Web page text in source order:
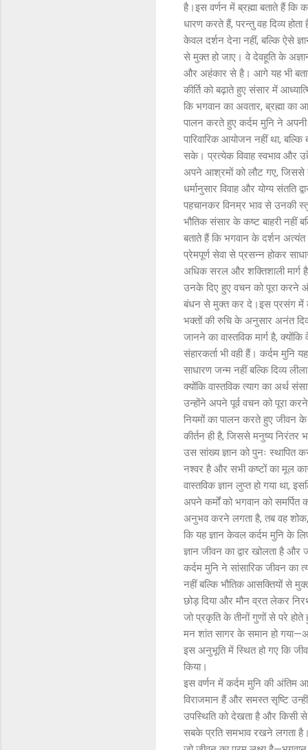
है।इस वर्णन में ब्रह्मा बताते हैं
धारण करते हैं, परन्तु वह दिव्य
केवल दर्शन देना नहीं, बल्कि ऐसे
से मुक्त हो जाए। वे देवहूति के
और अहंकार से है। आगे यह भी
कीर्ति को बढ़ाते हुए संसार में
कि भगवान का अवतार, ब्रह्मा
पालन करते हुए कर्दम मुनि ने अपनी
पारिवारिक आयोजन नहीं था,
सके। प्रत्येक विवाह स्वभाव और
अपने आश्रमों को लौट गए, जिससे
धर्मानुसार विवाह और योग्य
पहचानकर विनम्र भाव से उनकी
भौतिक संसार के कष्ट बाहरी नहीं
बताते हैं कि भगवान के दर्शन अत्यंत
प्रेमपूर्ण सेवा से प्रसन्न होकर
अधिक सरल और शक्तिशाली
उनके दिए हुए वचन को पूरा करने
बंधन से मुक्त कर दे।इस प्रसंग में
भक्तों की रुचि के अनुसार अनंत
जानने का वास्तविक मार्ग है,
संहारकर्ता भी वही हैं। कर्दम
साधारण जन्म नहीं बल्कि दिव्य
क्योंकि वास्तविक त्याग का अर्थ
उन्होंने अपने पूर्व वचन को पूरा करने
नियमों का पालन करते हुए जीवन
कीर्तन ही है, जिससे मनुष्य
उस सांख्य ज्ञान को पुनः
नश्वर है और सभी कष्टों का मूल
वास्तविक ज्ञान लुप्त हो गया था,
अपने कर्मों को भगवान को
अनुभव करने लगता है, तब वह
कि यह ज्ञान केवल कर्दम मुनि के
ज्ञान जीवन का द्वार खोलता है
कर्दम मुनि ने सांसारिक जीवन का
नहीं बल्कि भौतिक आसक्तियों से
छोड़ दिया और मौन व्रत लेकर
जो प्रकृति के तीनों गुणों से परे
मन शांत सागर के समान हो
इस अनुभूति में स्थित हो गए कि जीव
किया।
इस वर्णन में कर्दम मुनि की अंतिम
विराजमान हैं और समस्त सृष्टि
उपस्थिति को देखता है और किसी से
सबके प्रति समभाव रखने लगता है।